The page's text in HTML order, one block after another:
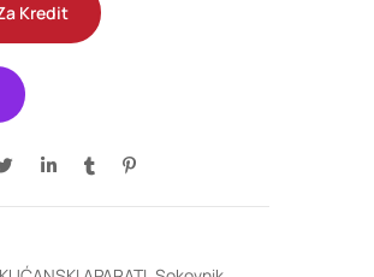
Kredit